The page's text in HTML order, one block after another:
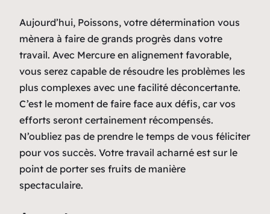
Aujourd’hui, Poissons, votre détermination vous
mènera à faire de grands progrès dans votre
travail. Avec Mercure en alignement favorable,
vous serez capable de résoudre les problèmes les
plus complexes avec une facilité déconcertante.
C’est le moment de faire face aux défis, car vos
efforts seront certainement récompensés.
N’oubliez pas de prendre le temps de vous féliciter
pour vos succès. Votre travail acharné est sur le
point de porter ses fruits de manière
spectaculaire.